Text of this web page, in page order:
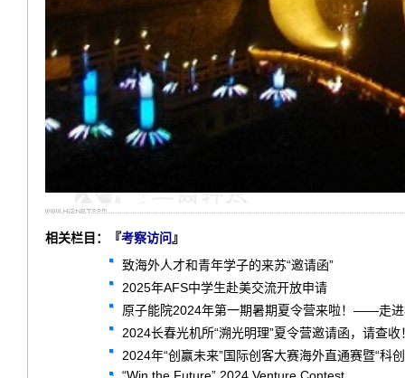
相关栏目：『考察访问 』
致海外人才和青年学子的来苏“邀请函”
2025年AFS中学生赴美交流开放申请
原子能院2024年第一期暑期夏令营来啦！——走
2024长春光机所“溯光明理”夏令营邀请函，请查收
2024年“创赢未来”国际创客大赛海外直通赛暨“科